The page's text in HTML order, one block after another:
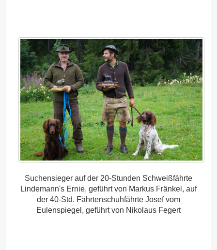
Suchensieger auf der 20-Stunden Schweißfährte
Lindemann's Ernie, geführt von Markus Fränkel, auf
der 40-Std. Fährtenschuhfährte Josef vom
Eulenspiegel, geführt von Nikolaus Fegert